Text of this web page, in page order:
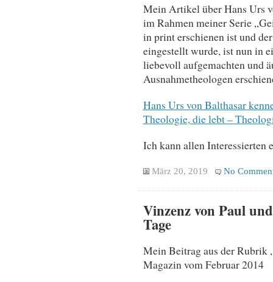
Mein Artikel über Hans Urs
im Rahmen meiner Serie
in print erschienen ist und
eingestellt wurde, ist nun in
liebevoll aufgemachten und
Ausnahmetheologen
Hans Urs von Balthasar
Theologie, die lebt –
Ich kann allen Interessierten
März 20, 2019 No
Vinzenz von Paul
Tage
Mein Beitrag aus der Rubrik
Magazin vom Februar 2014